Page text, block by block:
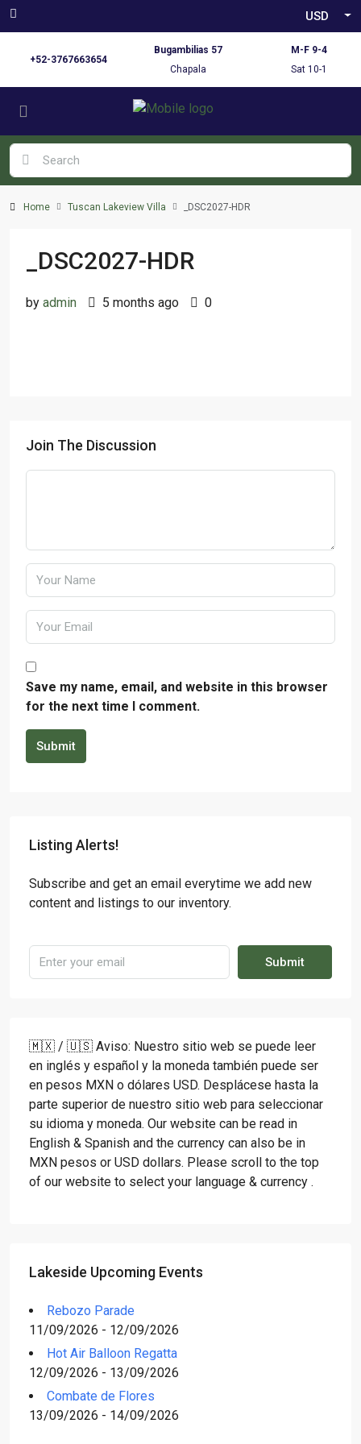
USD
+52-3767663654
Bugambilias 57
Chapala
M-F 9-4
Sat 10-1
Home Tuscan Lakeview Villa _DSC2027-HDR
_DSC2027-HDR
by admin 5 months ago 0
Join The Discussion
Save my name, email, and website in this browser
for the next time I comment.
Submit
Listing Alerts!
Subscribe and get an email everytime we add new
content and listings to our inventory.
Submit
🇲🇽 / 🇺🇸 Aviso: Nuestro sitio web se puede leer
en inglés y español y la moneda también puede ser
en pesos MXN o dólares USD. Desplácese hasta la
parte superior de nuestro sitio web para seleccionar
su idioma y moneda. Our website can be read in
English & Spanish and the currency can also be in
MXN pesos or USD dollars. Please scroll to the top
of our website to select your language & currency .
Lakeside Upcoming Events
Rebozo Parade
11/09/2026 - 12/09/2026
Hot Air Balloon Regatta
12/09/2026 - 13/09/2026
Combate de Flores
13/09/2026 - 14/09/2026